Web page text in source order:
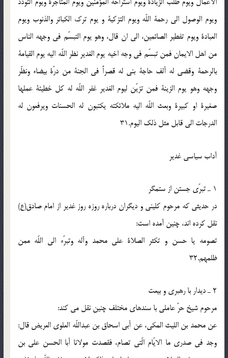
ویوم الوصول الی رحمة اللّه ویوم التزکیة و یوم ترک الکبائر والذنوب ویوم
العبادة ویوم تفطیر الصائمین، الی ان قال، وهو یوم التبسّم فی وجهه الناس
من اهل الایمان فمن تبسّم فی وجه اخیه یوم الغدیر نظر اللّه الیه یوم القیامة
بالرحمة وقضی له ألف حاجة بنی له قصراً فی الجنة من درّة بیضاء ونظّر
وجهه وهو یوم الزینة فمن تزیّن لیوم الغدیر غفر اللّه له کل خطیئة عملها
صغیرة او کبیرة وبعث اللّه الیه ملائکته یکتبون له الحسنات ویرفعون له
الدرجات الی قابل مثل ذلک الیوم.31
آداب سیاسی غدیر
1 ـ تبرّی جستن از ستمگر
در حدیثی که مرحوم کلینی و دیگران درباره روزه روز غدیر از امام صادق(ع)
نقل کرده اند، چنین آمده است:
تصومه یا حسن و تکثر الصلاة علی محمد وآله وتبرّء الی اللّه ممن
ظلمهم.32
2 ـ دیدار با رهبری و بیعت
مرحوم شیخ حرّ عاملی با سندهای مختلف چنین نقل می کند:
عن محمد بن اللیث المکی، عن أبی اسحاق بن عبداللّه العلوی العریض قال:
وجد فی صدری ما الایّام الّتی تصام، فقصدت مولانا أبا الحسن علی بن